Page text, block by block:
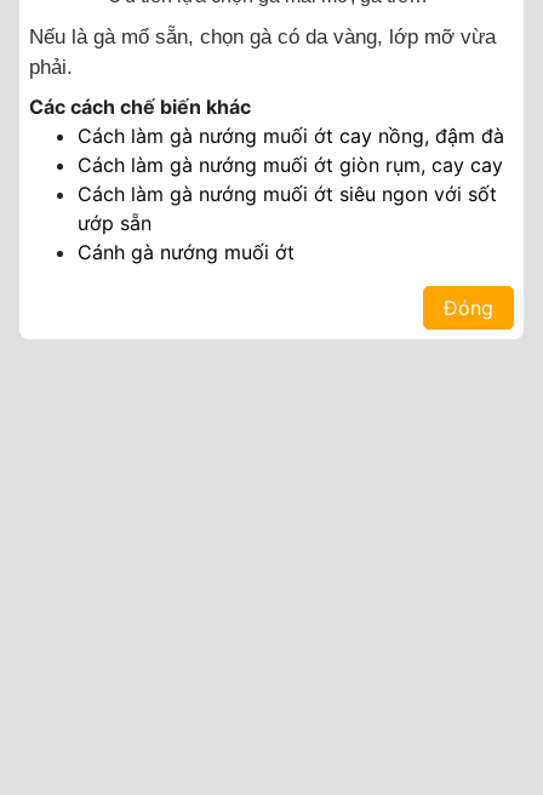
Nếu là gà mổ sẵn, chọn gà có da vàng, lớp mỡ vừa
phải.
Các cách chế biến khác
Cách làm gà nướng muối ớt cay nồng, đậm đà
Cách làm gà nướng muối ớt giòn rụm, cay cay
Cách làm gà nướng muối ớt siêu ngon với sốt
ướp sẵn
Cánh gà nướng muối ớt